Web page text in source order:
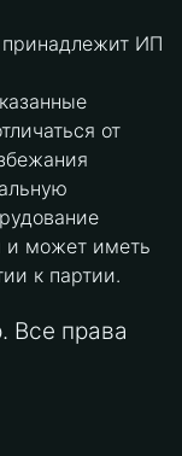
принадлежит ИП
от
и может иметь
к партии.
Все права